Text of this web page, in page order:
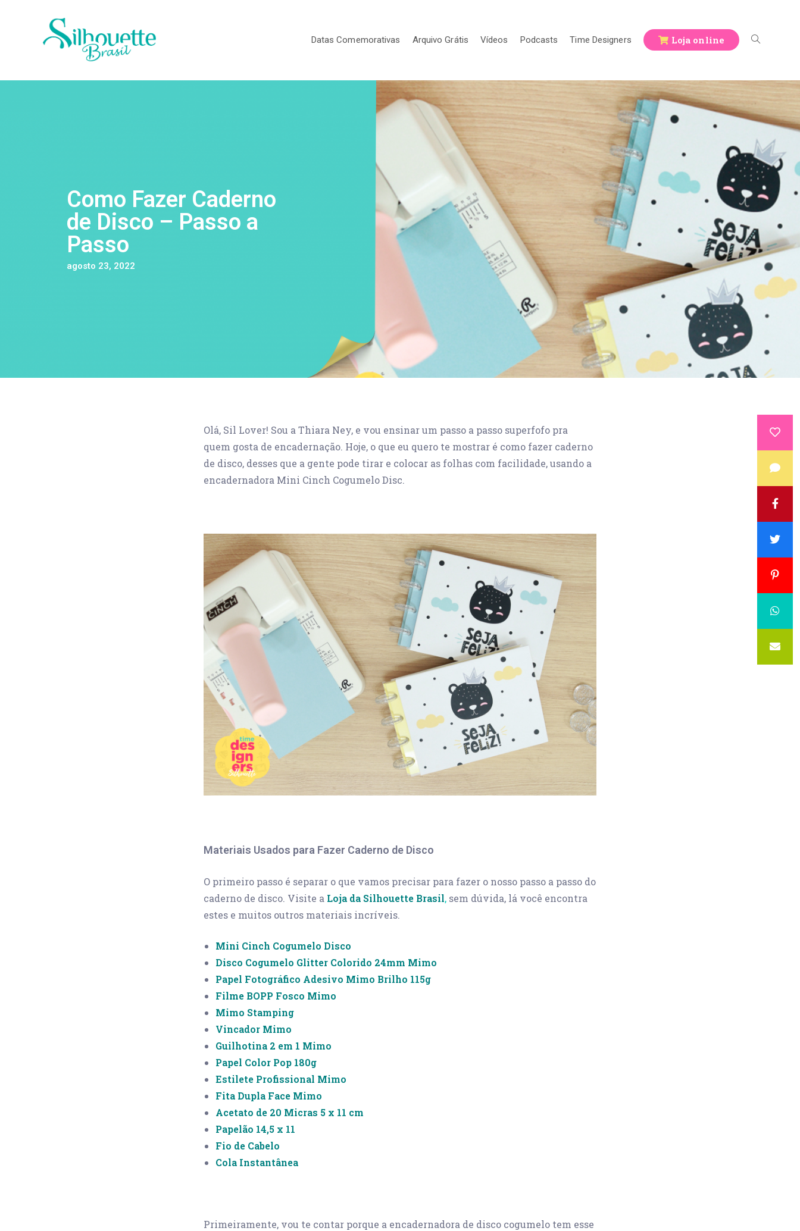
Datas Comemorativas Arquivo Grátis Vídeos Podcasts Time Designers Loja online
Como Fazer Caderno
de Disco – Passo a
Passo
agosto 23, 2022
Olá, Sil Lover! Sou a Thiara Ney, e vou ensinar um passo a passo superfofo pra
quem gosta de encadernação. Hoje, o que eu quero te mostrar é como fazer caderno
de disco, desses que a gente pode tirar e colocar as folhas com facilidade, usando a
encadernadora Mini Cinch Cogumelo Disc.
Materiais Usados para Fazer Caderno de Disco
O primeiro passo é separar o que vamos precisar para fazer o nosso passo a passo do
caderno de disco. Visite a Loja da Silhouette Brasil, sem dúvida, lá você encontra
estes e muitos outros materiais incríveis.
Mini Cinch Cogumelo Disco
Disco Cogumelo Glitter Colorido 24mm Mimo
Papel Fotográfico Adesivo Mimo Brilho 115g
Filme BOPP Fosco Mimo
Mimo Stamping
Vincador Mimo
Guilhotina 2 em 1 Mimo
Papel Color Pop 180g
Estilete Profissional Mimo
Fita Dupla Face Mimo
Acetato de 20 Micras 5 x 11 cm
Papelão 14,5 x 11
Fio de Cabelo
Cola Instantânea
Primeiramente, vou te contar porque a encadernadora de disco cogumelo tem esse